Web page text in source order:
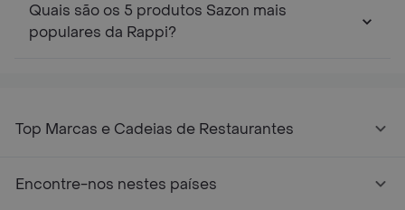
Quais são os 5 produtos Sazon mais
populares da Rappi?
Top Marcas e Cadeias de Restaurantes
Encontre-nos nestes países